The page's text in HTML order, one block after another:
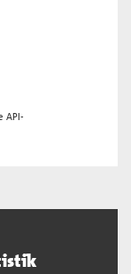
API-